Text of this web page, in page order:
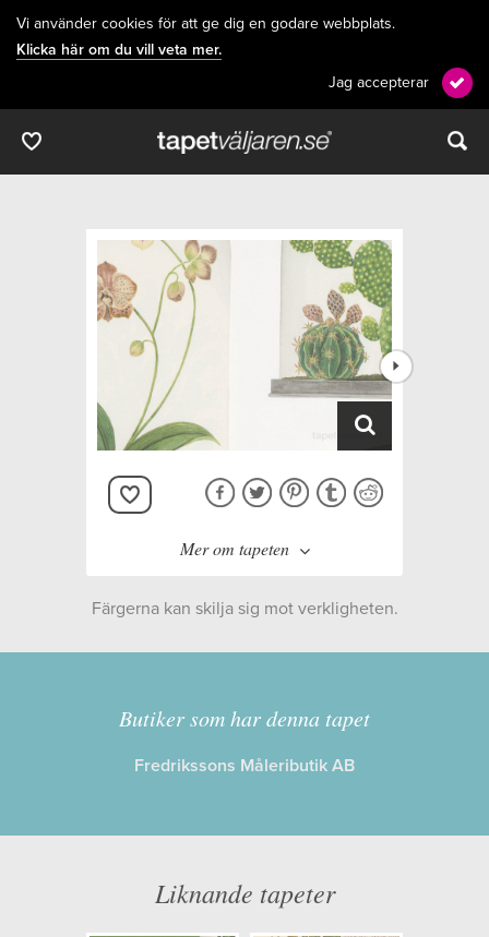
Vi använder cookies för att ge dig en godare webbplats.
Klicka här om du vill veta mer.
Jag accepterar
Mer om tapeten
Kollektion:
The Glasshouse
Information
Längd x Bredd: 10,00 x 0,52
Färgerna kan skilja sig mot verkligheten.
Butiker som har denna tapet
Fredrikssons Måleributik AB
Liknande tapeter